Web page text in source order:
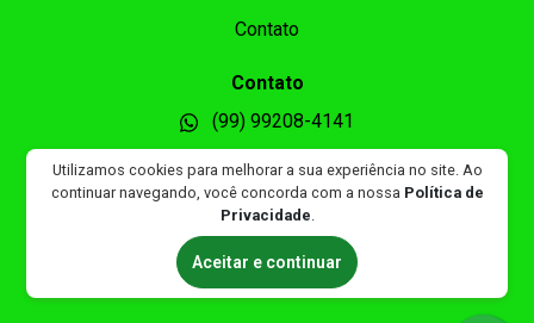
Contato
Contato
(99) 99208-4141
(99) 99209-7212
(99) 99209-7212
lan_dist@hotmail.com
lanlocacoes.com.br/
Utilizamos cookies para melhorar a sua experiência no site. Ao
continuar navegando, você concorda com a nossa Política de
Privacidade.
Aceitar e continuar